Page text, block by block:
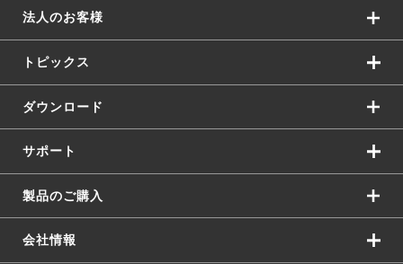
法人のお客様
トピックス
ダウンロード
サポート
製品のご購入
会社情報